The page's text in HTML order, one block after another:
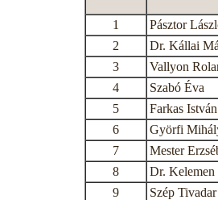
1 Pásztor
2
Dr. Kállai
3
Vallyon
4
Szabó Éva
5
Farkas István
6
Györfi
7
Mester
8
Dr. Kelemen
9
Szép Tivadar